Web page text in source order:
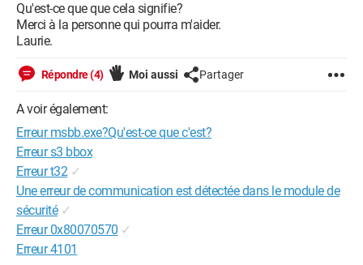
Qu'est-ce que que cela signifie?
Merci à la personne qui pourra m'aider.
Laurie.
Répondre (4) Moi aussi Partager
A voir également:
Erreur msbb.exe?Qu'est-ce que c'est?
Erreur s3 bbox
Erreur t32 ✓
Une erreur de communication est détectée dans le module de
sécurité ✓
Erreur 0x80070570 ✓
Erreur 4101